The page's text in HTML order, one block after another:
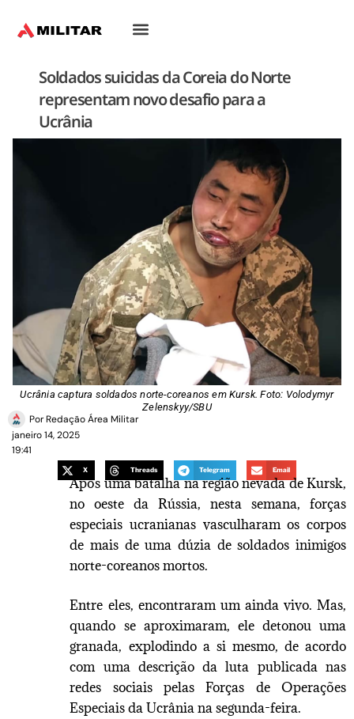
Soldados suicidas da Coreia do Norte
representam novo desafio para a
Ucrânia
Ucrânia captura soldados norte-coreanos em Kursk. Foto: Volodymyr
Zelenskyy/SBU
PorRedação Área Militar
janeiro 14, 2025
19:41
X Threads Telegram Email
Após uma batalha na região nevada de Kursk,
no oeste da Rússia, nesta semana, forças
especiais ucranianas vasculharam os corpos
de mais de uma dúzia de soldados inimigos
norte-coreanos mortos.
Entre eles, encontraram um ainda vivo. Mas,
quando se aproximaram, ele detonou uma
granada, explodindo a si mesmo, de acordo
com uma descrição da luta publicada nas
redes sociais pelas Forças de Operações
Especiais da Ucrânia na segunda-feira.